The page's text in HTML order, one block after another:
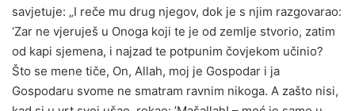
savjetuje: „I reče mu drug njegov, dok je s njim razgovarao:
‘Zar ne vjeruješ u Onoga koji te je od zemlje stvorio, zatim
od kapi sjemena, i najzad te potpunim čovjekom učinio?
Što se mene tiče, On, Allah, moj je Gospodar i ja
Gospodaru svome ne smatram ravnim nikoga. A zašto nisi,